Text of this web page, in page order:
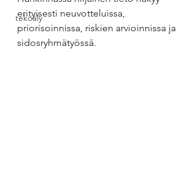
tekoäly
erityisesti neuvotteluissa,
priorisoinnissa, riskien arvioinnissa ja
sidosryhmätyössä.